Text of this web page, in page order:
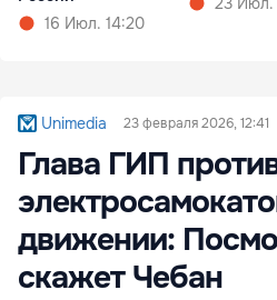
16 Июл. 14:20
Unimedia 23 февраля 2026, 12:41
Глава ГИП
движении:
скажет Чебан